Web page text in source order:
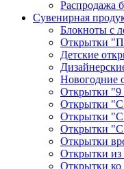
Распродажа
Сувенирная
Блокноты с
Открытки
Детские
Новогодние
Открытки
Открытки "С
Открытки
Открытки "С
Открытки
Открытки из
Открытки